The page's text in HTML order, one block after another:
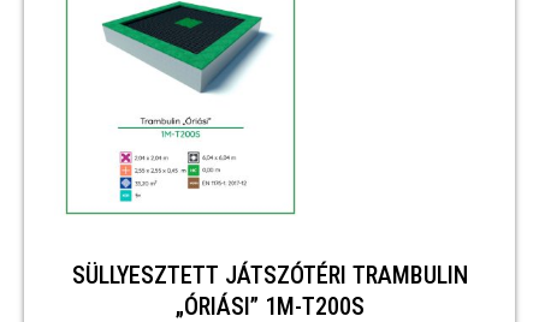
SÜLLYESZTETT JÁTSZÓTÉRI TRAMBULIN
„ÓRIÁSI” 1M-T200S